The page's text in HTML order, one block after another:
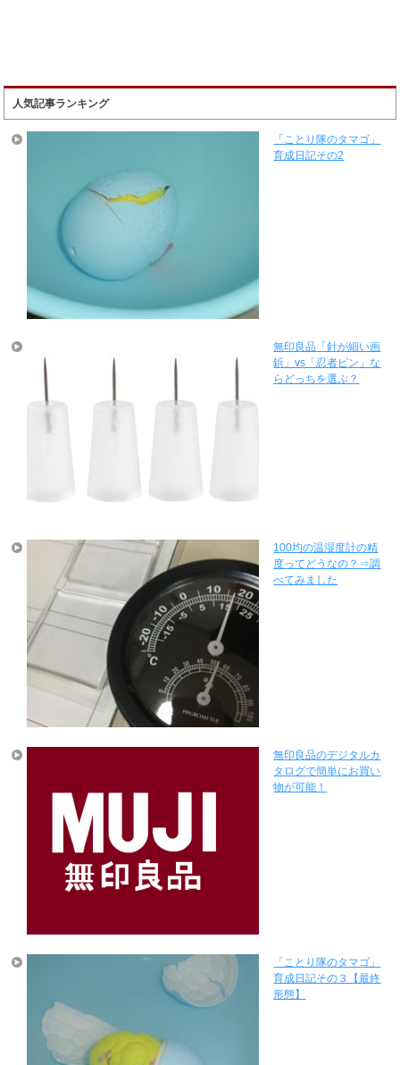
人気記事ランキング
「ことり隊のタマゴ」
育成日記その2
無印良品「針が細い画
鋲」vs「忍者ピン」な
らどっちを選ぶ？
100均の温湿度計の精
度ってどうなの？⇒調
べてみました
無印良品のデジタルカ
タログで簡単にお買い
物が可能！
「ことり隊のタマゴ」
育成日記その３【最終
形態】